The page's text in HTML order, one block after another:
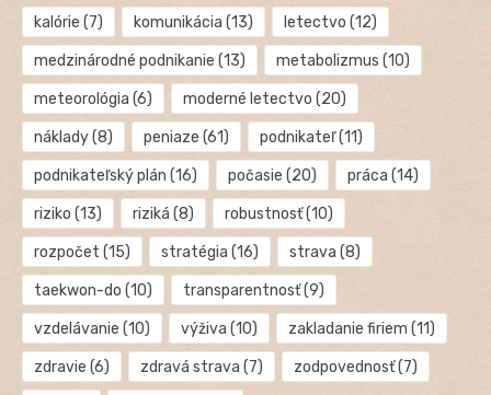
kalórie (7) komunikácia (13) letectvo (12)
medzinárodné podnikanie (13) metabolizmus (10)
meteorológia (6) moderné letectvo (20)
náklady(8) peniaze (61) podnikateľ(11)
podnikateľský plán (16) počasie (20) práca (14)
riziko (13) riziká (8) robustnosť(10)
rozpočet (15) stratégia (16) strava (8)
taekwon-do (10) transparentnosť(9)
vzdelávanie (10) výživa (10) zakladanie firiem (11)
zdravie (6) zdravá strava (7) zodpovednosť(7)